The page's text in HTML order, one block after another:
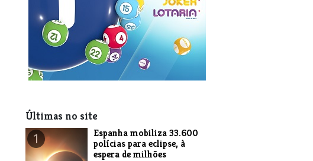
Últimas no site
1
Espanha mobiliza 33.600
polícias para eclipse, à
espera de milhões